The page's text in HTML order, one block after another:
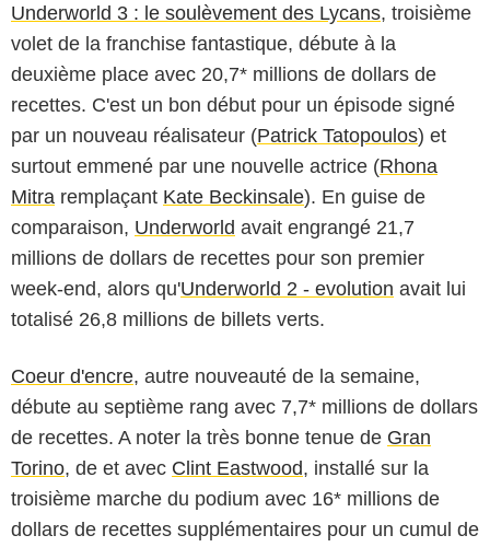
Underworld 3 : le soulèvement des Lycans, troisième
volet de la franchise fantastique, débute à la
deuxième place avec 20,7* millions de dollars de
recettes. C'est un bon début pour un épisode signé
par un nouveau réalisateur (Patrick Tatopoulos) et
surtout emmené par une nouvelle actrice (Rhona
Mitra remplaçant Kate Beckinsale). En guise de
comparaison, Underworld avait engrangé 21,7
millions de dollars de recettes pour son premier
week-end, alors qu'Underworld 2 - evolution avait lui
totalisé 26,8 millions de billets verts.
Coeur d'encre, autre nouveauté de la semaine,
débute au septième rang avec 7,7* millions de dollars
de recettes. A noter la très bonne tenue de Gran
Torino, de et avec Clint Eastwood, installé sur la
troisième marche du podium avec 16* millions de
dollars de recettes supplémentaires pour un cumul de